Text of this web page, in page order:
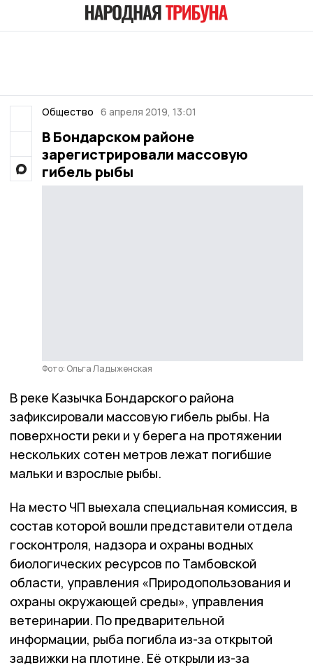
Общество 6 апреля 2019, 13:01
В Бондарском районе
зарегистрировали массовую
гибель рыбы
Фото: Ольга Ладыженская
В реке Казычка Бондарского района
зафиксировали массовую гибель рыбы. На
поверхности реки и у берега на протяжении
нескольких сотен метров лежат погибшие
мальки и взрослые рыбы.
На место ЧП выехала специальная комиссия, в
состав которой вошли представители отдела
госконтроля, надзора и охраны водных
биологических ресурсов по Тамбовской
области, управления «Природопользования и
охраны окружающей среды», управления
ветеринарии. По предварительной
информации, рыба погибла из-за открытой
задвижки на плотине. Её открыли из-за